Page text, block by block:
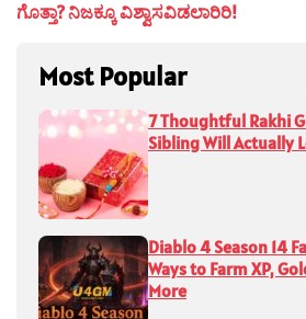
ಗೊತ್ತಾ? ನಿಜಕ್ಕೂ ವಿಶ್ವಾಸವಿಡಲಾರಿರಿ!
Most Popular
7 Thoughtful Rakhi
Sibling Will Actually
Diablo 4 Season 14
Ways to Farm XP,
More